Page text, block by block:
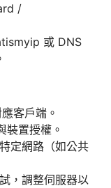
/
或 DNS
客戶端。
裝置授權。
定網路（如公共
，調整伺服器以